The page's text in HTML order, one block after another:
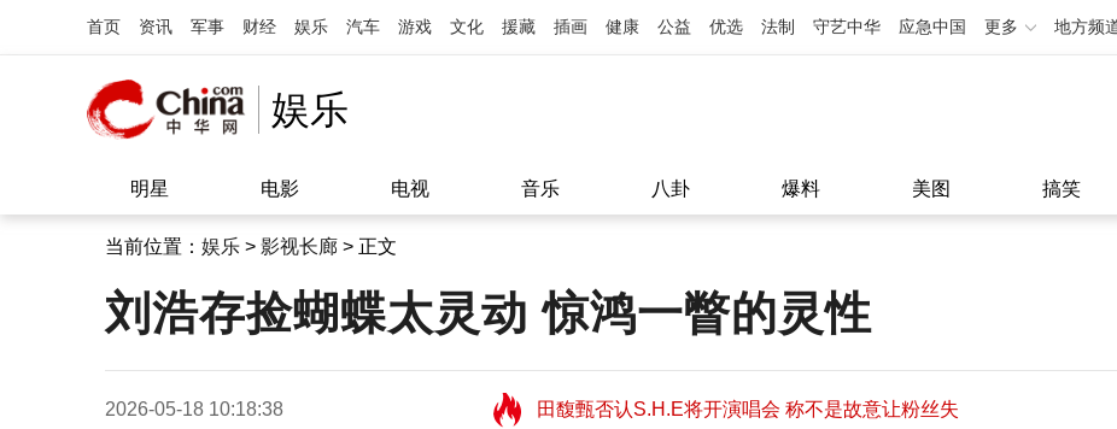
首页 资讯 军事 财经 娱乐 汽车 游戏 文化 援藏 插画 健康 公益 优选 法制 守艺中华 应急中国 更多 地方频
娱乐
明星 电影 电视 音乐 八卦 爆料 美图 搞笑
当前位置： 娱乐 > 影视长廊 > 正文
刘浩存捡蝴蝶太灵动 惊鸿一瞥的灵性
2026-05-18 10:18:38
田馥甄否认S.H.E将开演唱会 称不是故意让粉丝失